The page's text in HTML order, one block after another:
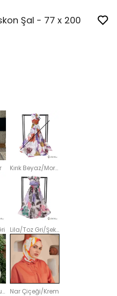
Şal - 77 x 200
Kırık Beyaz/Mor/Yeşil
Lila/Toz Gri/Şeker Pembe
Mavimsi Gri/Fuşya/Mor Nar Çiçeği/Krem